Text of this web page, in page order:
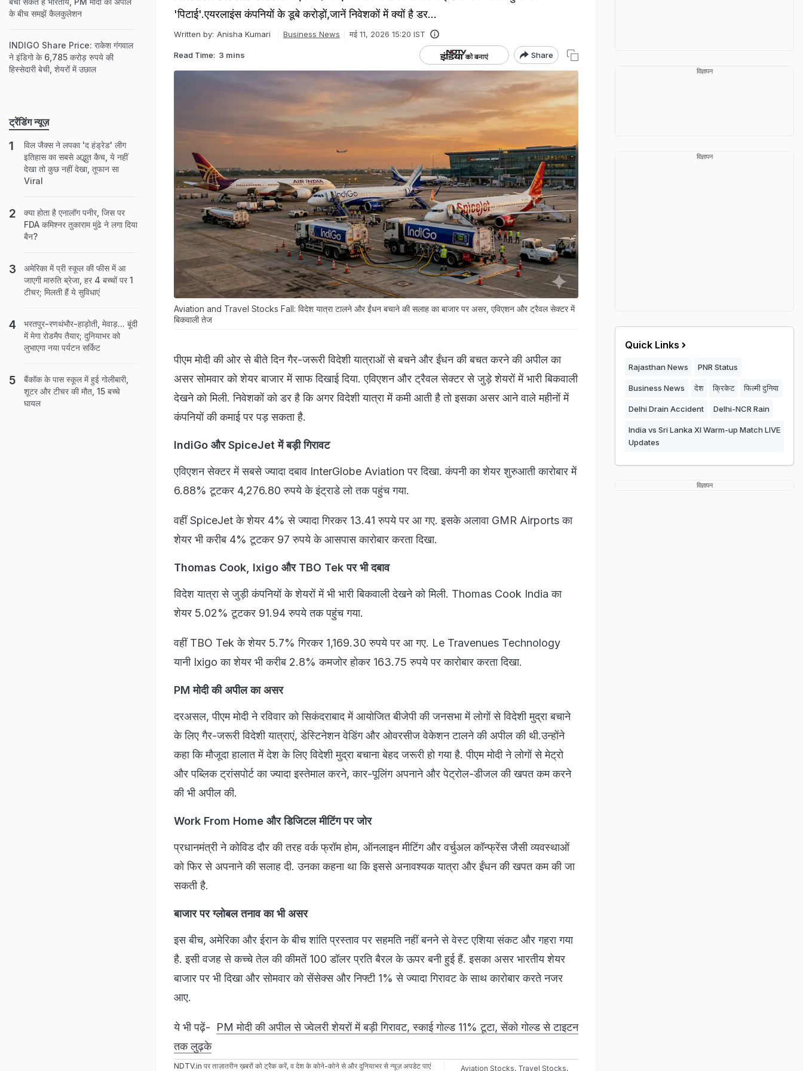
'पिटाई'.एयरलाइंस कंपनियों के डूबे करोड़ों,जानें निवेशकों में क्यों है डर...
Written by: Anisha Kumari Business News मई 11, 2026 15:20 IST
Read Time: 3 mins Share
Aviation and Travel Stocks Fall: विदेश यात्रा टालने और ईंधन बचाने की सलाह का बाजार पर असर, एविएशन और ट्रैवल सेक्टर में
बिकवाली तेज
पीएम मोदी की ओर से बीते दिन गैर-जरूरी विदेशी यात्राओं से बचने और ईंधन की बचत करने की अपील का
असर सोमवार को शेयर बाजार में साफ दिखाई दिया. एविएशन और ट्रैवल सेक्टर से जुड़े शेयरों में भारी बिकवाली
देखने को मिली. निवेशकों को डर है कि अगर विदेशी यात्रा में कमी आती है तो इसका असर आने वाले महीनों में
कंपनियों की कमाई पर पड़ सकता है.
IndiGo और SpiceJet में बड़ी गिरावट
एविएशन सेक्टर में सबसे ज्यादा दबाव InterGlobe Aviation पर दिखा. कंपनी का शेयर शुरुआती कारोबार में
6.88% टूटकर 4,276.80 रुपये के इंट्राडे लो तक पहुंच गया.
वहीं SpiceJet के शेयर 4% से ज्यादा गिरकर 13.41 रुपये पर आ गए. इसके अलावा GMR Airports का
शेयर भी करीब 4% टूटकर 97 रुपये के आसपास कारोबार करता दिखा.
Thomas Cook, Ixigo और TBO Tek पर भी दबाव
विदेश यात्रा से जुड़ी कंपनियों के शेयरों में भी भारी बिकवाली देखने को मिली. Thomas Cook India का
शेयर 5.02% टूटकर 91.94 रुपये तक पहुंच गया.
वहीं TBO Tek के शेयर 5.7% गिरकर 1,169.30 रुपये पर आ गए. Le Travenues Technology
यानी Ixigo का शेयर भी करीब 2.8% कमजोर होकर 163.75 रुपये पर कारोबार करता दिखा.
PM मोदी की अपील का असर
दरअसल, पीएम मोदी ने रविवार को सिकंदराबाद में आयोजित बीजेपी की जनसभा में लोगों से विदेशी मुद्रा बचाने
के लिए गैर-जरूरी विदेशी यात्राएं, डेस्टिनेशन वेडिंग और ओवरसीज वेकेशन टालने की अपील की थी.उन्होंने
कहा कि मौजूदा हालात में देश के लिए विदेशी मुद्रा बचाना बेहद जरूरी हो गया है. पीएम मोदी ने लोगों से मेट्रो
और पब्लिक ट्रांसपोर्ट का ज्यादा इस्तेमाल करने, कार-पूलिंग अपनाने और पेट्रोल-डीजल की खपत कम करने
की भी अपील की.
Work From Home और डिजिटल मीटिंग पर जोर
प्रधानमंत्री ने कोविड दौर की तरह वर्क फ्रॉम होम, ऑनलाइन मीटिंग और वर्चुअल कॉन्फ्रेंस जैसी व्यवस्थाओं
को फिर से अपनाने की सलाह दी. उनका कहना था कि इससे अनावश्यक यात्रा और ईंधन की खपत कम की जा
सकती है.
बाजार पर ग्लोबल तनाव का भी असर
इस बीच, अमेरिका और ईरान के बीच शांति प्रस्ताव पर सहमति नहीं बनने से वेस्ट एशिया संकट और गहरा गया
है. इसी वजह से कच्चे तेल की कीमतें 100 डॉलर प्रति बैरल के ऊपर बनी हुई हैं. इसका असर भारतीय शेयर
बाजार पर भी दिखा और सोमवार को सेंसेक्स और निफ्टी 1% से ज्यादा गिरावट के साथ कारोबार करते नजर
आए.
ये भी पढ़ें- PM मोदी की अपील से ज्वेलरी शेयरों में बड़ी गिरावट, स्काई गोल्ड 11% टूटा, सेंको गोल्ड से टाइटन
तक लुढ़के
NDTV.in पर ताज़ातरीन ख़बरों को ट्रैक करें, व देश के कोने-कोने से और दुनियाभर से न्यूज़ अपडेट पाएं Aviation Stocks, Travel Stocks,
के बीच समझें कैलकुलेशन
INDIGO Share Price: राकेश गंगवाल
ने इंडिगो के 6,785 करोड़ रुपये की
हिस्सेदारी बेची, शेयरों में उछाल
ट्रेंडिंग न्यूज़
विल जैक्स ने लपका 'द हंड्रेड' लीग
इतिहास का सबसे अद्भुत कैच, ये नहीं
देखा तो कुछ नहीं देखा, तूफान सा
Viral
क्या होता है एनालॉग पनीर, जिस पर
FDA कमिश्नर तुकाराम मुंढे ने लगा दिया
बैन?
अमेरिका में प्री स्कूल की फीस में आ
जाएगी मारुति ब्रेजा, हर 4 बच्चों पर 1
टीचर; मिलती हैं ये सुविधाएं
भरतपुर-रणथंभौर-हाड़ोती, मेवाड़... बूंदी
में मेगा रोडमैप तैयार; दुनियाभर को
लुभाएगा नया पर्यटन सर्किट
बैंकॉक के पास स्कूल में हुई गोलीबारी,
शूटर और टीचर की मौत, 15 बच्चे
घायल
विज्ञापन
विज्ञापन
Quick Links
Rajasthan News PNR Status
Business News देश क्रिकेट फिल्मी दुनिया
Delhi Drain Accident Delhi-NCR Rain
India vs Sri Lanka XI Warm-up Match LIVE
Updates
विज्ञापन